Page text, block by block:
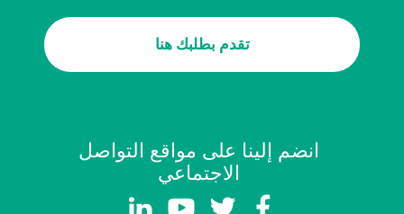
تقدم بطلبك هنا
انضم إلينا على مواقع التواصل
الاجتماعي